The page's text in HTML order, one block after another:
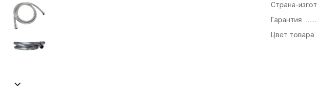
Страна-
Гарантия
Цвет товара